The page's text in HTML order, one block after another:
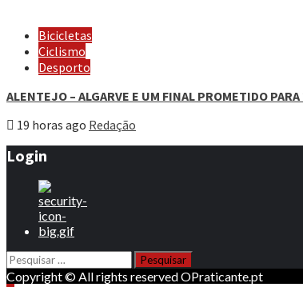
Bicicletas
Ciclismo
Desporto
ALENTEJO – ALGARVE E UM FINAL PROMETIDO PARA
19 horas ago Redação
Login
Pesquisar
por:
Copyright © All rights reserved OPraticante.pt